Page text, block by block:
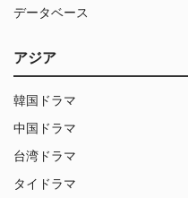
データベース
アジア
韓国ドラマ
中国ドラマ
台湾ドラマ
タイドラマ